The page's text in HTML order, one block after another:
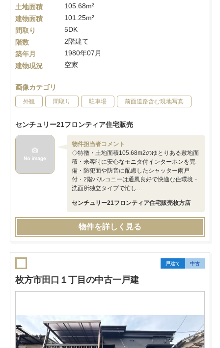
土地面積
105.68m²
建物面積
101.25m²
間取り
5DK
階数
2階建て
築年月
1980年07月
建物現況
空家
画像カテゴリ
外観 間取り 駐車場 前面道路含む現地写真
センチュリー21フロンティア住宅販売
物件担当者コメント
◇特徴・土地面積105.68m2のゆとりある敷地面
積・来客時に安心なモニタ付インターホンを完
備・防犯面や防音に配慮したシャッター雨戸
付・2階バルコニーは通風良好で快適な住環境・
洗面所独立タイプで忙し…
センチュリー21フロンティア住宅販売枚方店
物件を詳しく見る
戸建て 中古
枚方市田口１丁目の中古一戸建